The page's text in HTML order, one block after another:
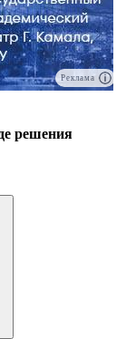
Реклама
решения